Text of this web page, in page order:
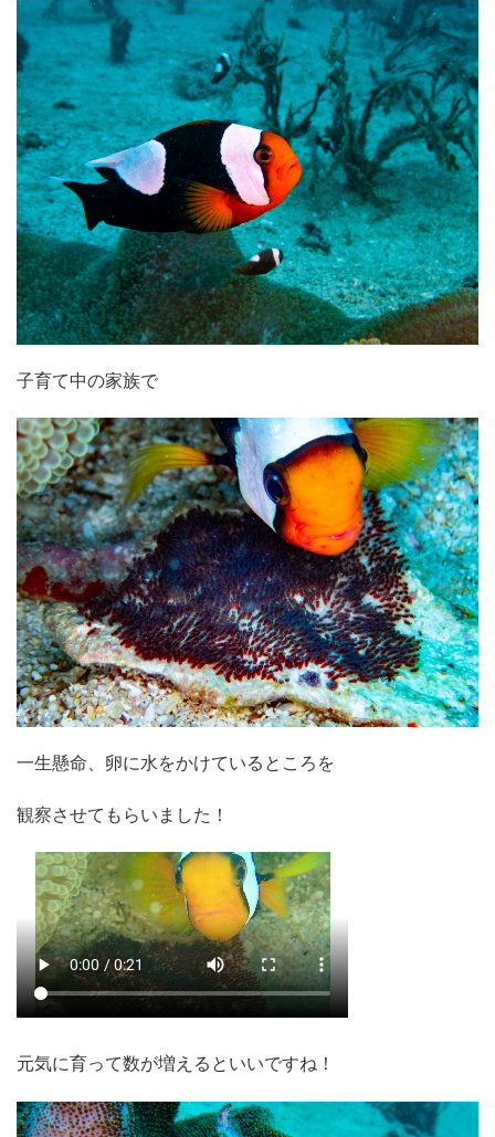
子育て中の家族で
一生懸命、卵に水をかけているところを
観察させてもらいました！
元気に育って数が増えるといいですね！